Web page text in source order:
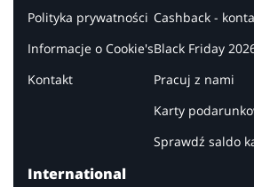
Polityka prywatności
Informacje o Cookie's
Kontakt
Cashback -
Black Friday
Pracuj z nami
Karty
Sprawdź saldo
International